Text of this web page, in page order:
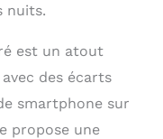
nuits.
est un atout
des écarts
smartphone sur
propose une